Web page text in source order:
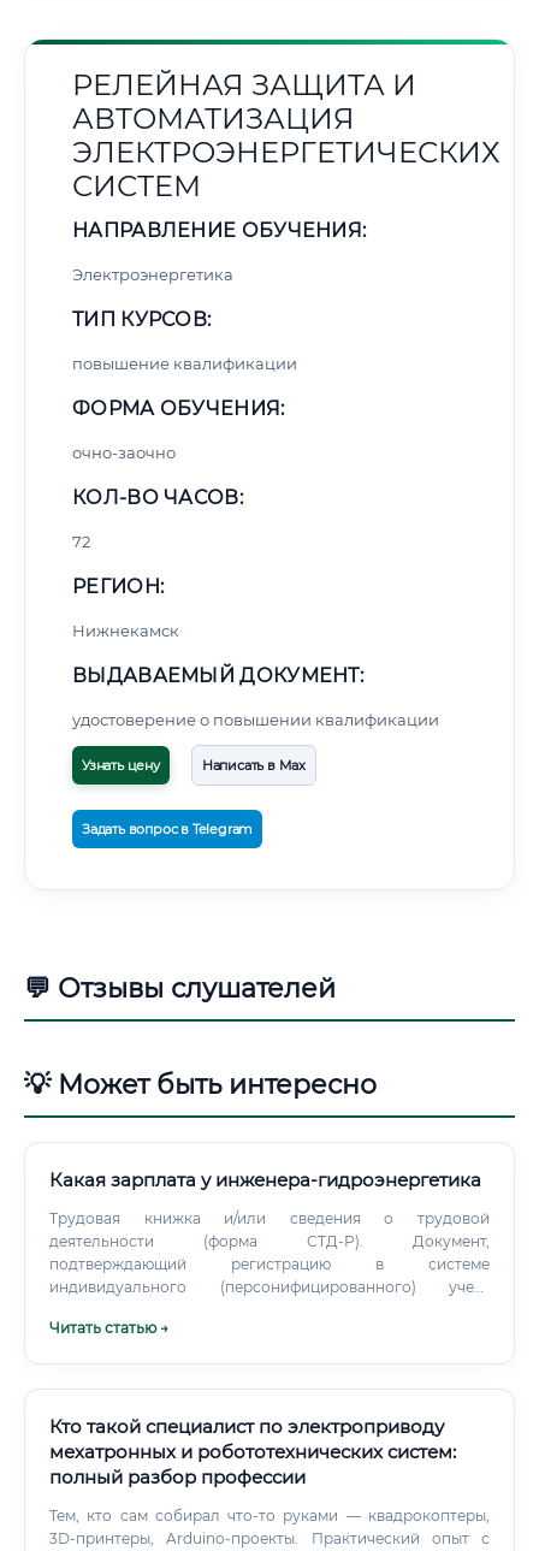
РЕЛЕЙНАЯ ЗАЩИТА И
АВТОМАТИЗАЦИЯ
ЭЛЕКТРОЭНЕРГЕТИЧЕСКИХ
СИСТЕМ
НАПРАВЛЕНИЕ ОБУЧЕНИЯ:
Электроэнергетика
ТИП КУРСОВ:
повышение квалификации
ФОРМА ОБУЧЕНИЯ:
очно-заочно
КОЛ-ВО ЧАСОВ:
72
РЕГИОН:
Нижнекамск
ВЫДАВАЕМЫЙ ДОКУМЕНТ:
удостоверение о повышении квалификации
Узнать цену Написать в Max
Задать вопрос в Telegram
💬 Отзывы слушателей
💡 Может быть интересно
Какая зарплата у инженера-гидроэнергетика
Трудовая книжка и/или сведения о трудовой
деятельности (форма СТД-Р). Документ,
подтверждающий регистрацию в системе
индивидуального (персонифицированного) учета
квалификации (при наличии).
Читать статью →
Кто такой специалист по электроприводу
мехатронных и робототехнических систем:
полный разбор профессии
Тем, кто сам собирал что-то руками — квадрокоптеры,
3D-принтеры, Arduino-проекты. Практический опыт с